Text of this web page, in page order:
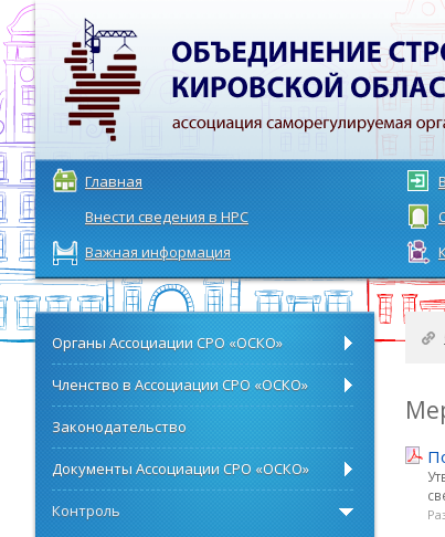
Главная
Внести сведения в НРС
Важная информация
Органы Ассоциации СРО «ОСКО»
Членство в Ассоциации СРО «ОСКО»
Законодательство
Документы Ассоциации СРО «ОСКО»
Контроль